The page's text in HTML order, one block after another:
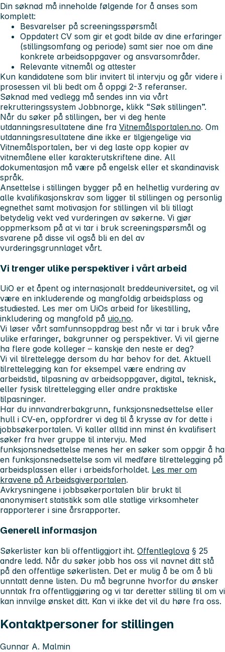
Din søknad må inneholde følgende for å anses som
komplett:
Besvarelser på screeningsspørsmål
Oppdatert CV som gir et godt bilde av dine erfaringer
(stillingsomfang og periode) samt sier noe om dine
konkrete arbeidsoppgaver og ansvarsområder.
Relevante vitnemål og attester
Kun kandidatene som blir invitert til intervju og går videre i
prosessen vil bli bedt om å oppgi 2-3 referanser.
Søknad med vedlegg må sendes inn via vårt
rekrutteringssystem Jobbnorge, klikk “Søk stillingen”.
Når du søker på stillingen, ber vi deg hente
utdanningsresultatene dine fra Vitnemålsportalen.no. Om
utdanningsresultatene dine ikke er tilgjengelige via
Vitnemålsportalen, ber vi deg laste opp kopier av
vitnemålene eller karakterutskriftene dine. All
dokumentasjon må være på engelsk eller et skandinavisk
språk.
Ansettelse i stillingen bygger på en helhetlig vurdering av
alle kvalifikasjonskrav som ligger til stillingen og personlig
egnethet samt motivasjon for stillingen vil bli tillagt
betydelig vekt ved vurderingen av søkerne. Vi gjør
oppmerksom på at vi tar i bruk screeningspørsmål og
svarene på disse vil også bli en del av
vurderingsgrunnlaget vårt.
Vi trenger ulike perspektiver i vårt arbeid
UiO er et åpent og internasjonalt breddeuniversitet, og vil
være en inkluderende og mangfoldig arbeidsplass og
studiested. Les mer om UiOs arbeid for likestilling,
inkludering og mangfold på uio.no.
Vi løser vårt samfunnsoppdrag best når vi tar i bruk våre
ulike erfaringer, bakgrunner og perspektiver. Vi vil gjerne
ha flere gode kolleger – kanskje den neste er deg?
Vi vil tilrettelegge dersom du har behov for det. Aktuell
tilrettelegging kan for eksempel være endring av
arbeidstid, tilpasning av arbeidsoppgaver, digital, teknisk,
eller fysisk tilrettelegging eller andre praktiske
tilpasninger.
Har du innvandrerbakgrunn, funksjonsnedsettelse eller
hull i CV-en, oppfordrer vi deg til å krysse av for dette i
jobbsøkerportalen. Vi kaller alltid inn minst én kvalifisert
søker fra hver gruppe til intervju. Med
funksjonsnedsettelse menes her en søker som oppgir å ha
en funksjonsnedsettelse som vil medføre tilrettelegging på
arbeidsplassen eller i arbeidsforholdet. Les mer om
kravene på Arbeidsgiverportalen.
Avkrysningene i jobbsøkerportalen blir brukt til
anonymisert statistikk som alle statlige virksomheter
rapporterer i sine årsrapporter.
Generell informasjon
Søkerlister kan bli offentliggjort iht. Offentleglova § 25
andre ledd. Når du søker jobb hos oss vil navnet ditt stå
på den offentlige søkerlisten. Det er mulig å be om å bli
unntatt denne listen. Du må begrunne hvorfor du ønsker
unntak fra offentliggjøring og vi tar deretter stilling til om vi
kan innvilge ønsket ditt. Kan vi ikke det vil du høre fra oss.
Kontaktpersoner for stillingen
Gunnar A. Malmin